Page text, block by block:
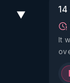
▼
It